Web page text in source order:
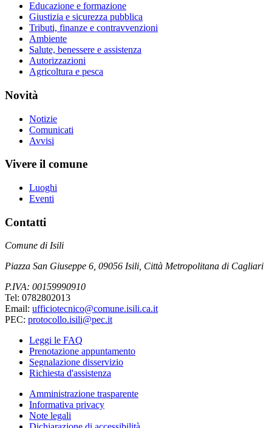
Educazione e formazione
Giustizia e sicurezza pubblica
Tributi, finanze e contravvenzioni
Ambiente
Salute, benessere e assistenza
Autorizzazioni
Agricoltura e pesca
Novità
Notizie
Comunicati
Avvisi
Vivere il comune
Luoghi
Eventi
Contatti
Comune di Isili
Piazza San Giuseppe 6, 09056 Isili, Città Metropolitana di Cagliari
P.IVA: 00159990910
Tel: 0782802013
Email: ufficiotecnico@comune.isili.ca.it
PEC: protocollo.isili@pec.it
Leggi le FAQ
Prenotazione appuntamento
Segnalazione disservizio
Richiesta d'assistenza
Amministrazione trasparente
Informativa privacy
Note legali